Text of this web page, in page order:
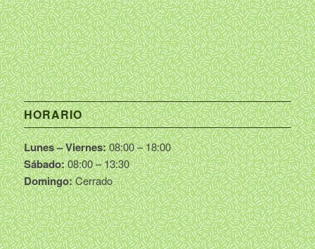
HORARIO
Lunes – Viernes:08:00 – 18:00
Sábado:08:00 – 13:30
Domingo:Cerrado